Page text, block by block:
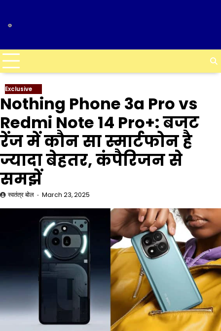
content
Exclusive
Nothing Phone 3a Pro vs
Redmi Note 14 Pro+: बजट
रेंज में कौन सा स्मार्टफोन है
ज्यादा बेहतर, कंपैरिजन से
समझें
स्वतंत्र बोल March 23, 2025